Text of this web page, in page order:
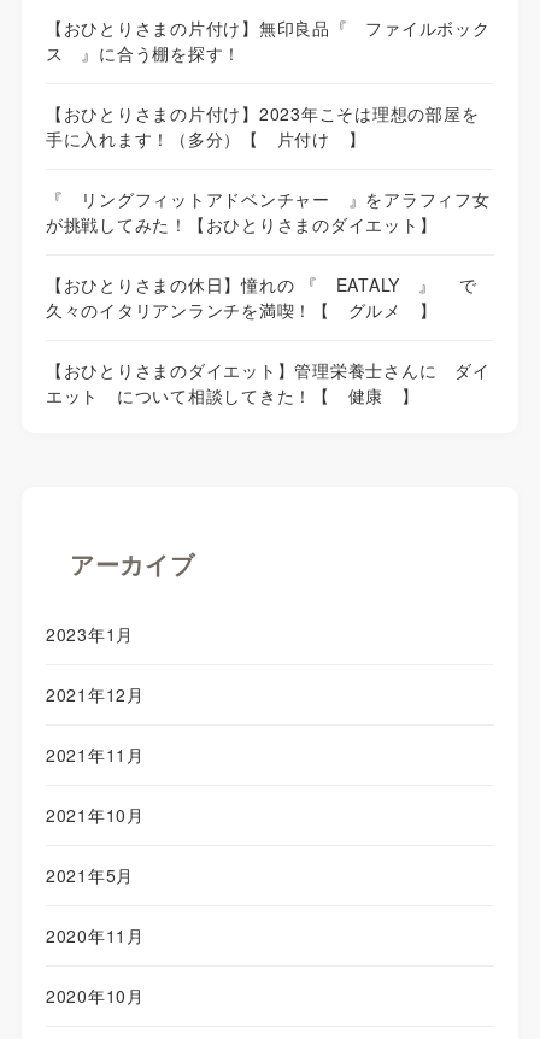
【おひとりさまの片付け】無印良品『 ファイルボック
ス 』に合う棚を探す！
【おひとりさまの片付け】2023年こそは理想の部屋を
手に入れます！（多分）【 片付け 】
『 リングフィットアドベンチャー 』をアラフィフ女
が挑戦してみた！【おひとりさまのダイエット】
【おひとりさまの休日】憧れの 『 EATALY 』 で
久々のイタリアンランチを満喫！【 グルメ 】
【おひとりさまのダイエット】管理栄養士さんに ダイ
エット について相談してきた！【 健康 】
アーカイブ
2023年1月
2021年12月
2021年11月
2021年10月
2021年5月
2020年11月
2020年10月